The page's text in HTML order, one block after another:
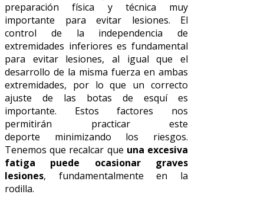
preparación física y técnica muy
importante para evitar lesiones. El
control de la independencia de
extremidades inferiores es fundamental
para evitar lesiones, al igual que el
desarrollo de la misma fuerza en ambas
extremidades, por lo que un correcto
ajuste de las botas de esquí es
importante. Estos factores nos
permitirán practicar este
deporte minimizando los riesgos.
Tenemos que recalcar que una excesiva
fatiga puede ocasionar graves
lesiones, fundamentalmente en la
rodilla.